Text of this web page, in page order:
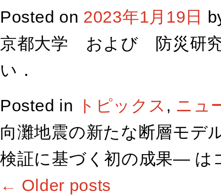
Posted on 2023年1月19日
京都大学 および 防災研
い．
Posted in
トピックス , ニュ
向灘地震の新たな断層モデ
検証に基づく初の成果― は
← Older posts